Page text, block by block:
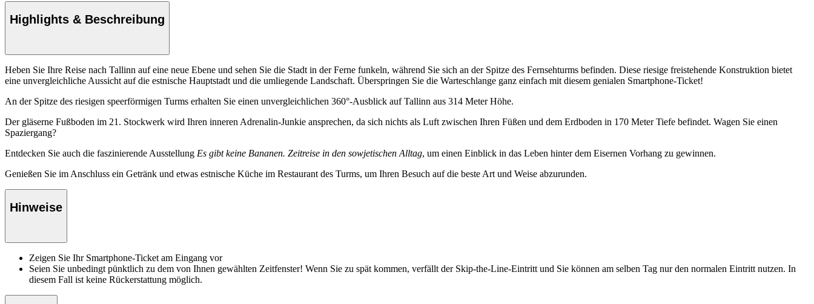
Highlights & Beschreibung
Heben Sie Ihre Reise nach Tallinn auf eine neue Ebene und sehen Sie die Stadt in der Ferne funkeln, während Sie sich an der Spitze des Fernsehturms befinden. Diese riesige freistehende Konstruktion bietet
eine unvergleichliche Aussicht auf die estnische Hauptstadt und die umliegende Landschaft. Überspringen Sie die Warteschlange ganz einfach mit diesem genialen Smartphone-Ticket!
An der Spitze des riesigen speerförmigen Turms erhalten Sie einen unvergleichlichen 360°-Ausblick auf Tallinn aus 314 Meter Höhe.
Der gläserne Fußboden im 21. Stockwerk wird Ihren inneren Adrenalin-Junkie ansprechen, da sich nichts als Luft zwischen Ihren Füßen und dem Erdboden in 170 Meter Tiefe befindet. Wagen Sie einen
Spaziergang?
Entdecken Sie auch die faszinierende Ausstellung Es gibt keine Bananen. Zeitreise in den sowjetischen Alltag, um einen Einblick in das Leben hinter dem Eisernen Vorhang zu gewinnen.
Genießen Sie im Anschluss ein Getränk und etwas estnische Küche im Restaurant des Turms, um Ihren Besuch auf die beste Art und Weise abzurunden.
Hinweise
Zeigen Sie Ihr Smartphone-Ticket am Eingang vor
Seien Sie unbedingt pünktlich zu dem von Ihnen gewählten Zeitfenster! Wenn Sie zu spät kommen, verfällt der Skip-the-Line-Eintritt und Sie können am selben Tag nur den normalen Eintritt nutzen. In
diesem Fall ist keine Rückerstattung möglich.